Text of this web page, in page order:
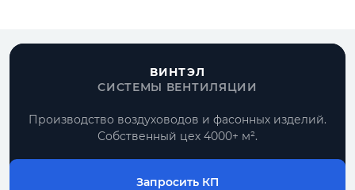
ВИНТЭЛ
СИСТЕМЫ ВЕНТИЛЯЦИИ
Производство воздуховодов и фасонных изделий.
Собственный цех 4000+ м².
Запросить КП